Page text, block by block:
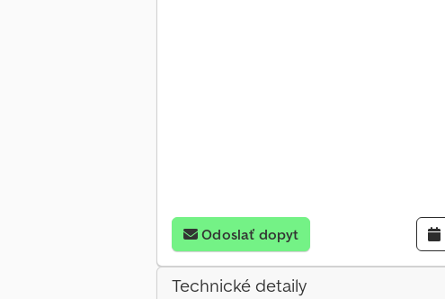
Odoslať dopyt
Technické detaily